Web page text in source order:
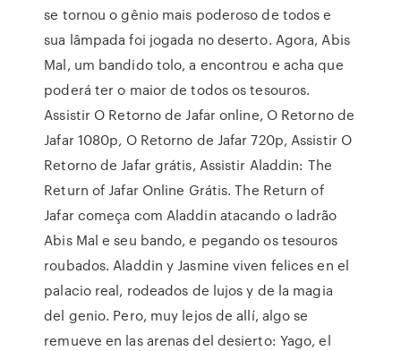
se tornou o gênio mais poderoso de todos e
sua lâmpada foi jogada no deserto. Agora, Abis
Mal, um bandido tolo, a encontrou e acha que
poderá ter o maior de todos os tesouros.
Assistir O Retorno de Jafar online, O Retorno de
Jafar 1080p, O Retorno de Jafar 720p, Assistir O
Retorno de Jafar grátis, Assistir Aladdin: The
Return of Jafar Online Grátis. The Return of
Jafar começa com Aladdin atacando o ladrão
Abis Mal e seu bando, e pegando os tesouros
roubados. Aladdin y Jasmine viven felices en el
palacio real, rodeados de lujos y de la magia
del genio. Pero, muy lejos de allí, algo se
remueve en las arenas del desierto: Yago, el